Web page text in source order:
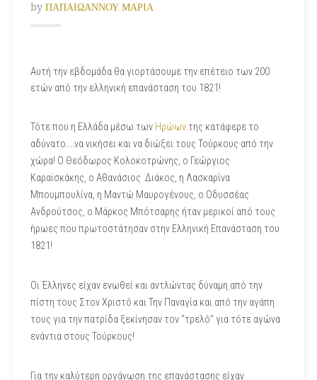
by ΠΑΠΑΙΩΑΝΝΟΥ ΜΑΡΙΑ
Αυτή την εβδομάδα θα γιορτάσουμε την επέτειο των 200
ετών από την ελληνική επανάσταση του 1821!
Τότε που η Ελλάδα μέσω των Ηρώωντης κατάφερε το
αδύνατο....να νικήσει και να διώξει τους Τούρκους από την
χώρα! Ο Θεόδωρος Κολοκοτρώνης, ο Γεώργιος
Καραϊσκάκης, ο Αθανάσιος Διάκος, η Λασκαρίνα
Μπουμπουλίνα, η Μαντώ Μαυρογένους, ο Οδυσσέας
Ανδρούτσος, ο Μάρκος Μπότσαρης ήταν μερικοί από τους
ήρωες που πρωτοστάτησαν στην Ελληνική Επανάσταση του
1821!
Οι Έλληνες είχαν ενωθεί και αντλώντας δύναμη από την
πίστη τους Στον Χριστό και Την Παναγία και από την αγάπη
τους για την πατρίδα ξεκίνησαν τον "τρελό" για τότε αγώνα
ενάντια στους Τούρκους!
Για την καλύτερη οργάνωση της επανάστασης είχαν